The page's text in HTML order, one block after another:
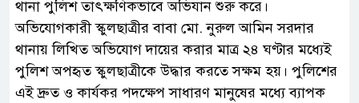
থানা পুলিশ তাৎক্ষণিকভাবে অভিযান শুরু করে।
অভিযোগকারী স্কুলছাত্রীর বাবা মো. নুরুল আমিন সরদার
থানায় লিখিত অভিযোগ দায়ের করার মাত্র ২৪ ঘণ্টার মধ্যেই
পুলিশ অপহৃত স্কুলছাত্রীকে উদ্ধার করতে সক্ষম হয়। পুলিশের
এই দ্রুত ও কার্যকর পদক্ষেপ সাধারণ মানুষের মধ্যে ব্যাপক